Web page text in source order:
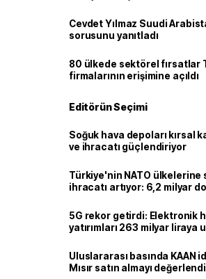
Cevdet Yılmaz Suudi
sorusunu yanıtladı
80 ülkede sektörel fırsatlar
firmalarının erişimine açıldı
Editörün Seçimi
Soğuk hava depoları kırsal
ve ihracatı güçlendiriyor
Türkiye'nin NATO ülkelerine
ihracatı artıyor: 6,2 milyar
5G rekor getirdi: Elektronik
yatırımları 263 milyar liraya
Uluslararası basında KAAN
Mısır satın almayı